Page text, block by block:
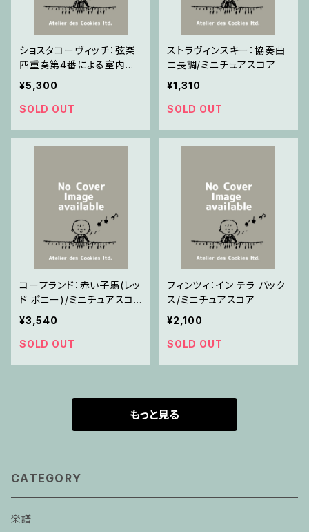
ショスタコーヴィッチ：弦楽
四重奏第4番による室内交
響曲 二長調 Op.83a
¥5,300
SOLD OUT
ストラヴィンスキー：協奏曲
ニ長調/ミニチュアスコア
¥1,310
SOLD OUT
コープランド：赤い子馬(レッ
ド ポニー)/ミニチュアスコ
ア
¥3,540
SOLD OUT
フィンツィ：イン テラ パック
ス/ミニチュアスコア
¥2,100
SOLD OUT
もっと見る
CATEGORY
楽譜